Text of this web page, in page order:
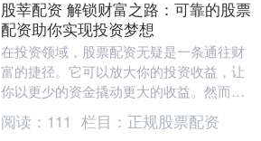
股莘配资 解锁财富之路：可靠的股票
配资助你实现投资梦想
在投资领域，股票配资无疑是一条通往财
富的捷径。它可以放大你的投资收益，让
你以更少的资金撬动更大的收益。然而股
莘配资，选择可靠的股票配资平台至关重
要。 * **放....
阅读： 111 栏目： 正规股票配资